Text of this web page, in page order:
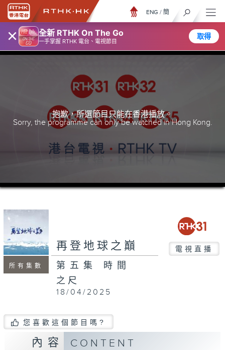
× 全新 RTHK On The Go
一手掌握 RTHK 電台、電視節目
取得
ENG / 簡
抱歉，所選節目只能在香港播放。
Sorry, the programme can only be watched in Hong Kong.
所有集數
再登地球之巔 電視直播
第五集 時間
之尺
18/04/2025
您喜歡這個節目嗎?
內容 CONTENT